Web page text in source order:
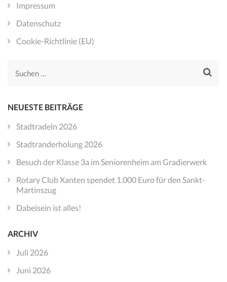
Impressum
Datenschutz
Cookie-Richtlinie (EU)
Suchen
NEUESTE BEITRÄGE
Stadtradeln 2026
Stadtranderholung 2026
Besuch der Klasse 3a im Seniorenheim am Gradierwerk
Rotary Club Xanten spendet 1.000 Euro für den Sankt-
Martinszug
Dabeisein ist alles!
ARCHIV
Juli 2026
Juni 2026